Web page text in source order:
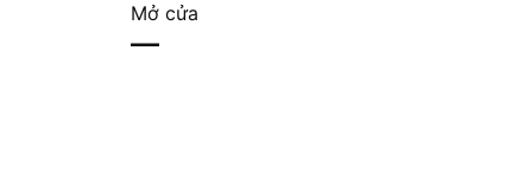
Mở cửa
—